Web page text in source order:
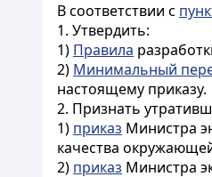
В соответствии с
1. Утвердить:
1) Правила
2) Минимальный
настоящему приказу.
2. Признать
1) приказ Министра
качества
2) приказ Министра